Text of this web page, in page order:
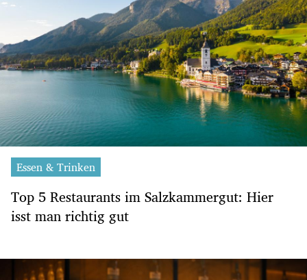
Essen & Trinken
Top 5 Restaurants im Salzkammergut: Hier
isst man richtig gut